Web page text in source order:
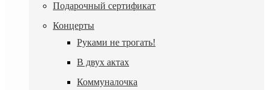
Подарочный сертификат
Концерты
Руками не трогать!
В двух актах
Коммуналочка